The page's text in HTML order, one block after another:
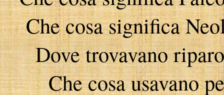
Che cosa significa
Dove trovavano
Che cosa usavano